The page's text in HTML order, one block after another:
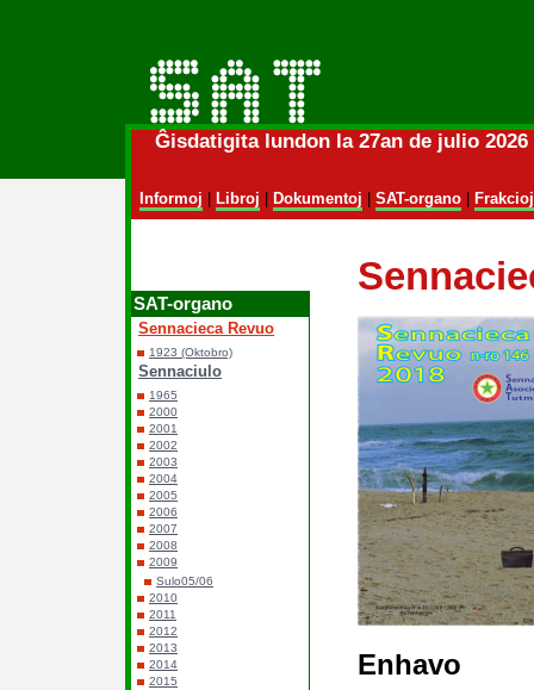
Ĝisdatigita lundon la 27an de julio
Informoj Libroj Dokumentoj SAT-organo| Frakcioj
SAT-organo
Sennacieca Revuo
1923 (Oktobro)
Sennaciulo
1965
2000
2001
2002
2003
2004
2005
2006
2007
2008
2009
Sulo05/06
2010
2011
2012
2013
2014
2015
Enhavo